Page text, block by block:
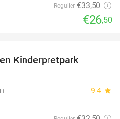
Regulier €33,50
€26,50
Kinderpretpark
9.4 star